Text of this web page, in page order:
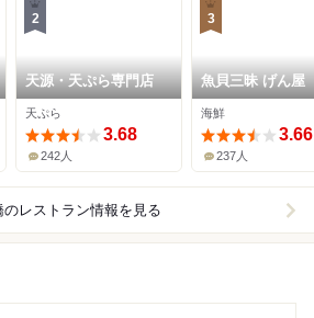
2
天源・天ぷら専門店
天ぷら
3.68
242人
3
魚貝三昧 げん屋
海鮮
3.66
237人
のレストラン情報を見る